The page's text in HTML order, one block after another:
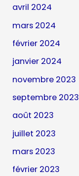
avril 2024
mars 2024
février 2024
janvier 2024
novembre 2023
septembre 2023
août 2023
juillet 2023
mars 2023
février 2023